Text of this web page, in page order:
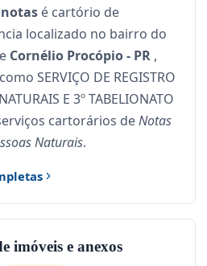
é cartório de
localizado no bairro do
Cornélio Procópio - PR ,
SERVIÇO DE REGISTRO
E 3º TABELIONATO
cartorários deNotas
Naturais.
imóveis e anexos